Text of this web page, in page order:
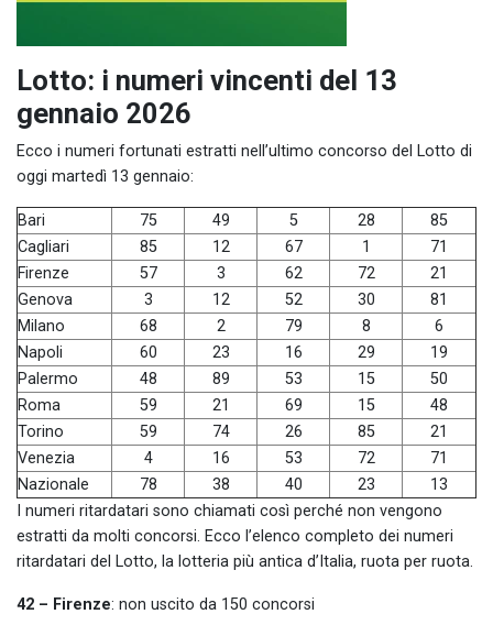
Lotto: i numeri vincenti del 13
gennaio 2026
Ecco i numeri fortunati estratti nell’ultimo concorso del Lotto di
oggi martedì 13 gennaio:
Bari 75 49 5 28
85
Cagliari
85 12 67 1
71
Firenze
57 3 62 72
21
Genova
3 12 52 30
81
Milano
68 2 79 8
6
Napoli
60 23 16 29
19
Palermo
48 89 53 15
50
Roma
59 21 69 15
48
Torino
59 74 26 85
21
Venezia
4 16 53 72
71
Nazionale
78 38 40 23
13
I numeri ritardatari sono chiamati così perché non vengono
estratti da molti concorsi. Ecco l’elenco completo dei numeri
ritardatari del Lotto, la lotteria più antica d’Italia, ruota per ruota.
42 – Firenze: non uscito da 150 concorsi